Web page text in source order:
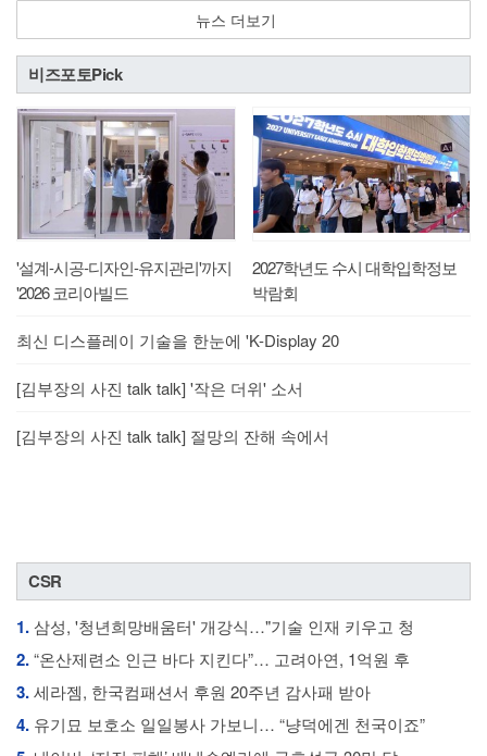
뉴스 더보기
비즈포토Pick
'설계-시공-디자인-유지관리'까지
'2026 코리아빌드
2027학년도 수시 대학입학정보
박람회
최신 디스플레이 기술을 한눈에 'K-Display 20
[김부장의 사진 talk talk] '작은 더위' 소서
[김부장의 사진 talk talk] 절망의 잔해 속에서
CSR
1.삼성, '청년희망배움터' 개강식…"기술 인재 키우고 청
2.“온산제련소 인근 바다 지킨다”… 고려아연, 1억원 후
3.세라젬, 한국컴패션서 후원 20주년 감사패 받아
4. 유기묘 보호소 일일봉사 가보니… “냥덕에겐 천국이죠”